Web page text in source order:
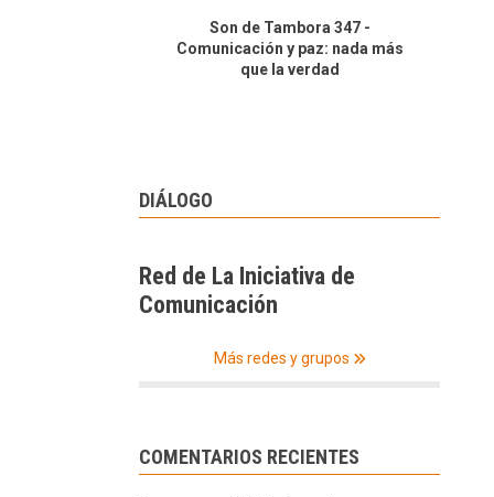
Son de Tambora 347 -
Comunicación y paz: nada más
que la verdad
DIÁLOGO
Red de La Iniciativa de
Comunicación
Más redes y grupos
COMENTARIOS RECIENTES